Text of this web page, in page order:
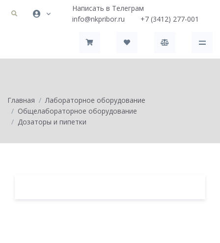
Написать в Телеграм
info@nkpribor.ru
+7 (3412) 277-001
Главная
Лабораторное оборудование
Общелабораторное оборудование
Дозаторы и пипетки